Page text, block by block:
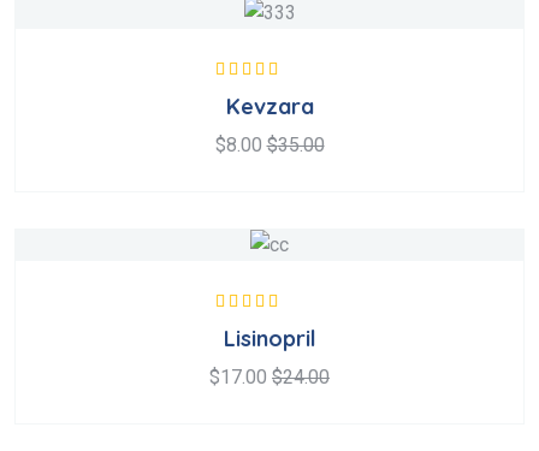
Valorado en
5.00de 5
Kevzara
$8.00 $35.00
Valorado en
5.00de 5
Lisinopril
$17.00 $24.00